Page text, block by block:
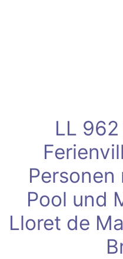
LL
Pool und
Lloret de